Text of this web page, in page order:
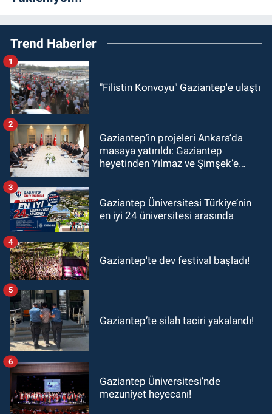
Trend Haberler
"Filistin Konvoyu" Gaziantep'e ulaştı
1
Gaziantep’in projeleri Ankara’da
masaya yatırıldı: Gaziantep
heyetinden Yılmaz ve Şimşek’e
2
Gaziantep Üniversitesi Türkiye’nin
en iyi 24 üniversitesi arasında
3
Gaziantep'te dev festival başladı!
4
Gaziantep’te silah taciri yakalandı!
5
Gaziantep Üniversitesi'nde
mezuniyet heyecanı!
6